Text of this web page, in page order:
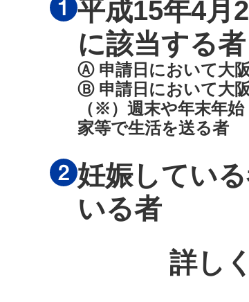
平成15年4
に該当する者
Ⓐ 申請日において大
Ⓑ 申請日において大
（※）週末や年末年
家等で生活を送る者
妊娠してい
いる者
詳し